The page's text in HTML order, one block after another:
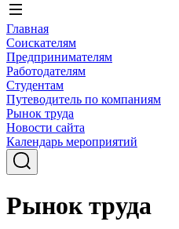
Главная
Соискателям
Предпринимателям
Работодателям
Студентам
Путеводитель по компаниям
Рынок труда
Новости сайта
Календарь мероприятий
Рынок труда